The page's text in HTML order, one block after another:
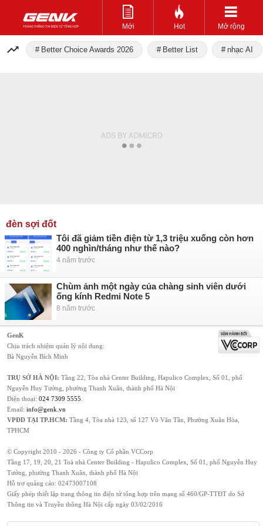
Mới Hot Mở rộng
Better Choice Awards 2026 Better List nhạc AI
đèn sợi đốt
Tôi đã giảm tiền điện từ 1,3 triệu xuống còn hơn
400 nghìn/tháng như thế nào?
4 năm trước
Chùm ảnh một ngày của chàng sinh viên dưới
ống kính Redmi Note 5
8 năm trước
GenK
Chịu trách nhiệm quản lý nội dung:
Bà Nguyễn Bích Minh
TRỤ SỞ HÀ NỘI: Tầng 22, Tòa nhà Center Building, Hapulico Complex, Số 01, phố
Nguyễn Huy Tưởng, phường Thanh Xuân, thành phố Hà Nội
Điện thoại: 024 7309 5555
Email: info@genk.vn
VPĐD TẠI TP.HCM: Tầng 4, Tòa nhà 123, số 127 Võ Văn Tần, Phường Xuân Hòa,
TPHCM
© Copyright 2010 - 2026 - Công ty Cổ phần VCCorp
Tầng 17, 19, 20, 21 Toà nhà Center Building - Hapulico Complex, Số 01, phố Nguyễn Huy
Tưởng, phường Thanh Xuân, thành phố Hà Nội
Hỗ trợ quảng cáo: 02473007108
Giấy phép thiết lập trang thông tin điện tử tổng hợp trên mạng số 460/GP-TTĐT do Sở
Thông tin và Truyền thông Hà Nội cấp ngày 03/02/2016